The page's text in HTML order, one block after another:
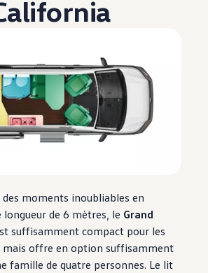
moments inoubliables en
de 6 mètres, le Grand
suffisamment compact pour les
mais offre en option suffisamment
famille de quatre personnes. Le lit